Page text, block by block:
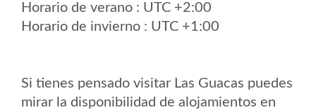
Horario de verano : UTC +2:00
Horario de invierno : UTC +1:00
Si tienes pensado visitar Las Guacas puedes
mirar la disponibilidad de alojamientos en